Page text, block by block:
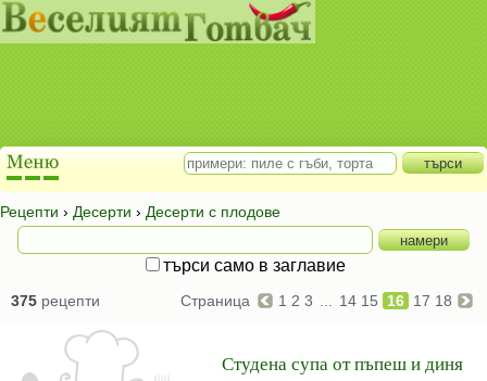
Рецепти › Десерти › Десерти с плодове
търси само в заглавие
375 рецепти Страница 1 2 3 14 15 16 17 18
Студена супа от пъпеш и диня